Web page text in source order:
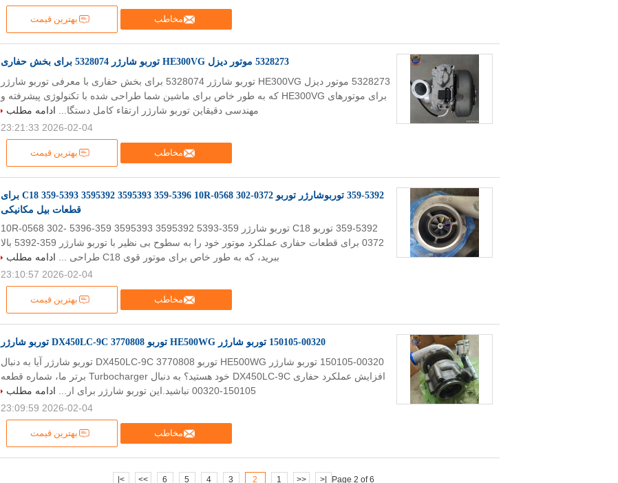
مخاطب بهترین قیمت
5328273 موتور دیزل HE300VG توربو شارژر 5328074 برای بخش حفاری
مخاطب بهترین قیمت
5328273 موتور دیزل HE300VG توربو شارژر 5328074 برای بخش حفاری با معرفی توربو شارژر
برای موتورهای HE300VG که به طور خاص برای ماشین شما طراحی شده با تکنولوژی پیشرفته و
مهندسی دقیقاين توربو شارژر ارتقاء کامل دستگا... ادامه مطلب
2026-02-04 23:21:33
359-5392 توربوشارژر توربو C18 359-5393 3595392 3595393 359-5396 10R-0568 302-0372 برای
قطعات بیل مکانیکی
مخاطب بهترین قیمت
359-5392 توربو C18 توربو شارژر 359-5393 3595392 3595393 359-5396 10R-0568 302-
0372 برای قطعات حفاری عملکرد موتور خود را به سطوح بی نظیر با توربو شارژر 359-5392 بالا
ببرید، که به طور خاص برای موتور قوی C18 طراحی ...
ادامه مطلب
2026-02-04 23:10:57
150105-00320 توربو شارژر HE500WG توربو 3770808 DX450LC-9C توربو شارژر
مخاطب بهترین قیمت
150105-00320 توربو شارژر HE500WG توربو 3770808 DX450LC-9C توربو شارژر آیا به دنبال
افزایش عملکرد حفاری DX450LC-9C خود هستید؟ به دنبال Turbocharger برتر ما، شماره قطعه
150105-00320 نباشید.این توربو شارژر برای ار...
ادامه مطلب
2026-02-04 23:09:59
Page 2 of 6
|<
<<
1
2
3
4
5
6
>>
>|